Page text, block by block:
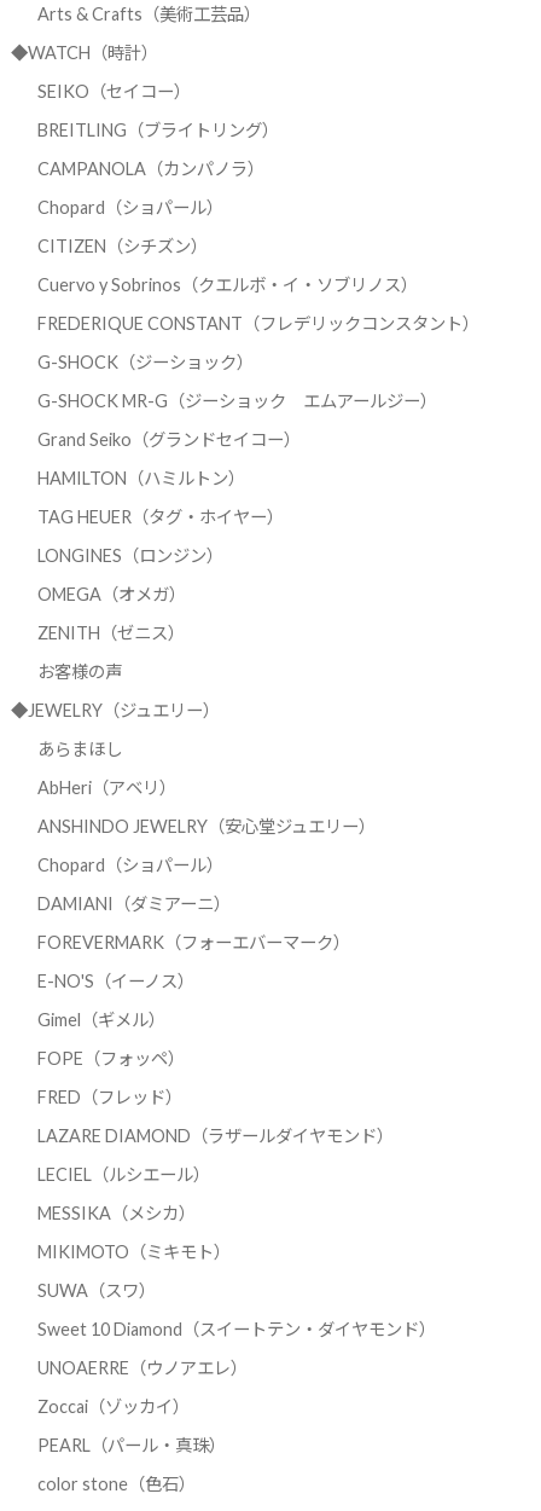
Arts & Crafts（美術工芸品）
◆WATCH（時計）
SEIKO（セイコー）
BREITLING（ブライトリング）
CAMPANOLA（カンパノラ）
Chopard（ショパール）
CITIZEN（シチズン）
Cuervo y Sobrinos（クエルボ・イ・ソブリノス）
FREDERIQUE CONSTANT（フレデリックコンスタント）
G-SHOCK（ジーショック）
G-SHOCK MR-G（ジーショック エムアールジー）
Grand Seiko（グランドセイコー）
HAMILTON（ハミルトン）
TAG HEUER（タグ・ホイヤー）
LONGINES（ロンジン）
OMEGA（オメガ）
ZENITH（ゼニス）
お客様の声
◆JEWELRY（ジュエリー）
あらまほし
AbHeri（アベリ）
ANSHINDO JEWELRY（安心堂ジュエリー）
Chopard（ショパール）
DAMIANI（ダミアーニ）
FOREVERMARK（フォーエバーマーク）
E-NO'S（イーノス）
Gimel（ギメル）
FOPE（フォッペ）
FRED（フレッド）
LAZARE DIAMOND（ラザールダイヤモンド）
LECIEL（ルシエール）
MESSIKA（メシカ）
MIKIMOTO（ミキモト）
SUWA（スワ）
Sweet 10 Diamond（スイートテン・ダイヤモンド）
UNOAERRE（ウノアエレ）
Zoccai（ゾッカイ）
PEARL（パール・真珠）
color stone（色石）